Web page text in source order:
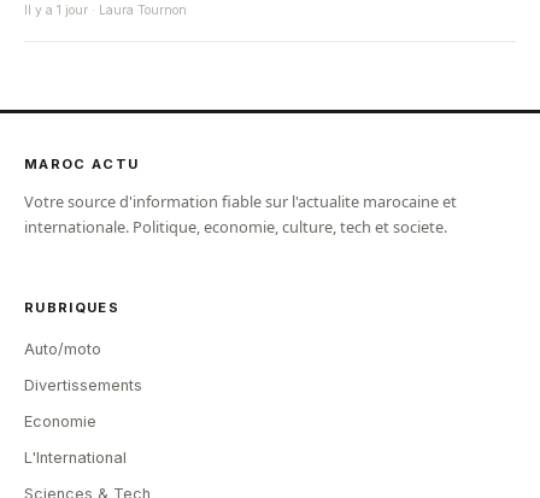
Il y a 1 jour · Laura Tournon
MAROC ACTU
Votre source d'information fiable sur l'actualite marocaine et
internationale. Politique, economie, culture, tech et societe.
RUBRIQUES
Auto/moto
Divertissements
Economie
L'International
Sciences & Tech